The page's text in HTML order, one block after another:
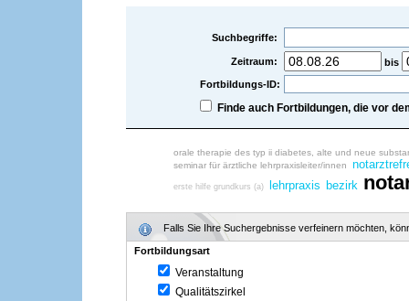
Suchbegriffe:
Zeitraum:
bis
Fortbildungs-ID:
Finde auch Fortbildungen, die vor
orale therapie des typ ii diabetes, alte und neue
seminar für ärztliche lehrpraxisleiter/innen
erste hilfe grundkurs (a) lehrpraxis bezirk
Falls Sie Ihre Suchergebnisse verfeinern möchten,
Fortbildungsart
Veranstaltung
Qualitätszirkel